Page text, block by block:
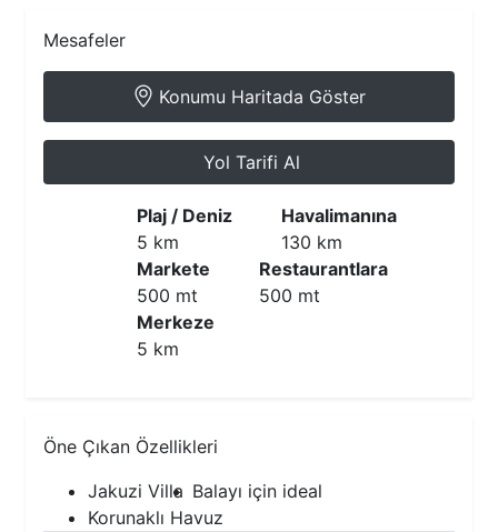
Mesafeler
Konumu Haritada Göster
Yol Tarifi Al
Plaj / Deniz
5 km
Havalimanına
130 km
Markete
500 mt
Restaurantlara
500 mt
Merkeze
5 km
Öne Çıkan Özellikleri
Jakuzi Villa Balayı için ideal
Korunaklı Havuz